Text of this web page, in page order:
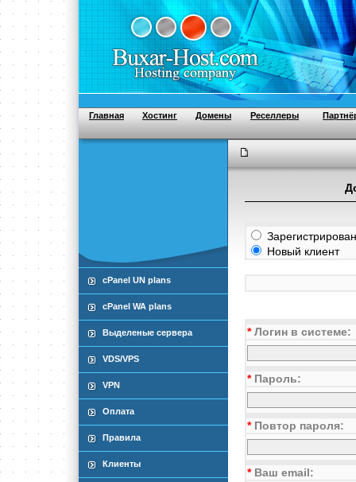
Главная Хостинг Домены Реселлеры
Новый клиент
*Логин в системе:
*Пароль:
*Повтор пароля:
*Ваш email:
cPanel UN plans
cPanel WA plans
Выделеные сервера
VDS/VPS
VPN
Оплата
Правила
Клиенты